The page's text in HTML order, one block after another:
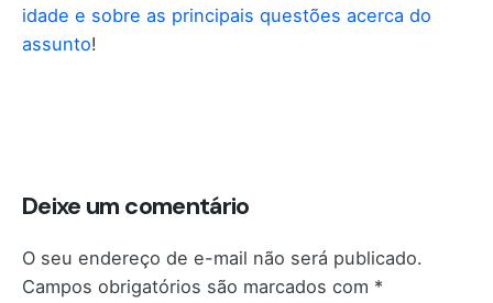
idade e sobre as principais questões acerca do
assunto!
Deixe um comentário
O seu endereço de e-mail não será publicado.
Campos obrigatórios são marcados com *